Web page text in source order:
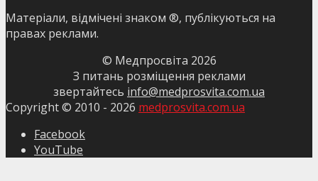
Матеріали, відмічені знаком ®, публікуються на
правах реклами.
© Медпросвіта 2026
З питань розміщення реклами
звертайтесь info@medprosvita.com.ua
Copyright © 2010 - 2026 medprosvita.com.ua
Facebook
YouTube